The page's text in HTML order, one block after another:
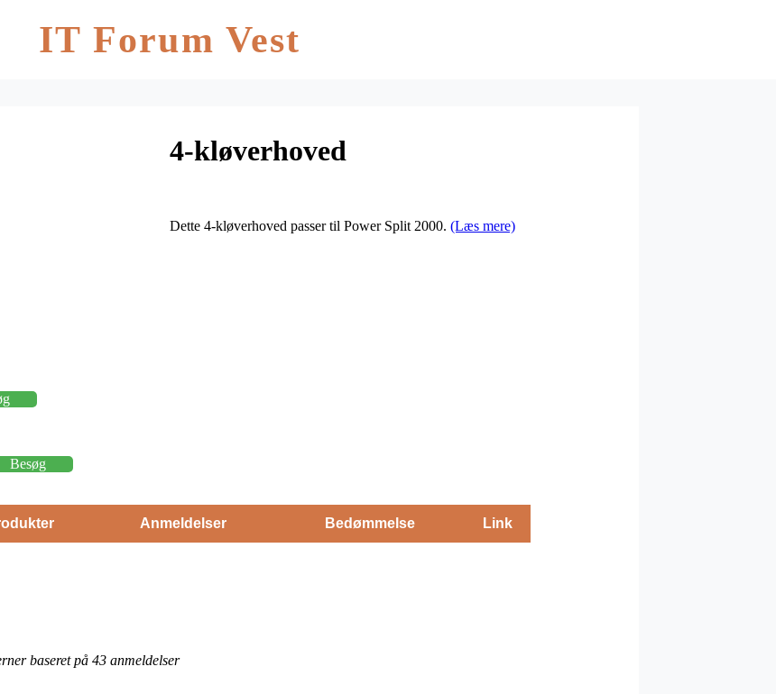
IT Forum Vest
4-kløverhoved
Dette 4-kløverhoved passer til Power Split 2000. (Læs mere)
Besøg
Anmeldelser Bedømmelse Link
baseret på 43 anmeldelser